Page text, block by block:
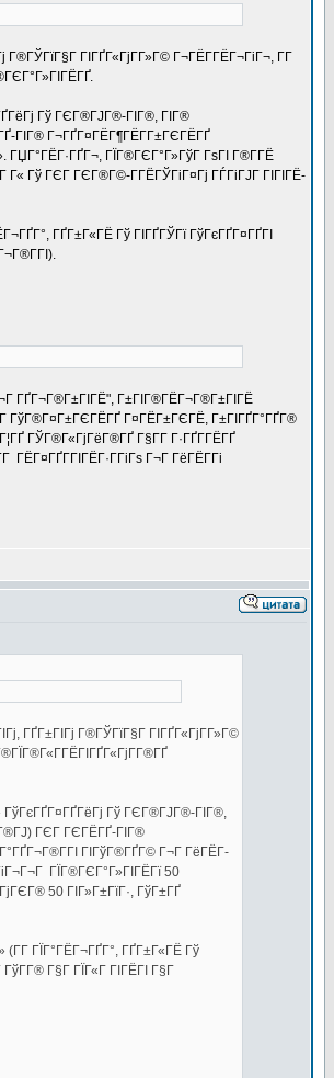
ГІГҐГ«ГјГ­Г»Г© Г¬ГЁГ­ГЁГ¬ГіГ¬, Г­Г
Гў ГЄГ®ГЈГ®-ГІГ®, ГІГ®
ГІГ® Г¬ГҐГ¤ГЁГ¶ГЁГ­Г±ГЄГЁГҐ
ГЇГ®ГЄГ°Г»ГўГ ГѕГІ Г®Г­ГЁ
Г« Гў ГЄГ ГЄГ®Г©-Г­ГЁГЎГіГ¤Гј ГЃГіГЈГ ГІГІГЁ-
ГҐГ±Г«ГЁ Гў ГІГҐГЎГї ГўГєГҐГ¤ГҐГІ
ГҐГ¬Г®Г±ГІГЁ", Г±ГІГ®ГЁГ¬Г®Г±ГІГЁ
ГўГ®Г¤Г±ГЄГЁГҐ Г¤ГЁГ±ГЄГЁ, Г±ГІГҐГ°ГҐГ®
ГЎГ®Г«ГјГёГ®ГҐ Г§Г­Г Г·ГҐГ­ГЁГҐ
ГЁГ¤ГҐГ­ГІГЁГ·Г­ГіГѕ Г¬Г ГёГЁГ­Гі
ГҐГ±ГІГј Г®ГЎГїГ§Г ГІГҐГ«ГјГ­Г»Г©
Гў ГЄГ®ГЈГ®-ГІГ®,
ГЄГ ГЄГЁГҐ-ГІГ®
ГІГўГ®ГҐГ© Г¬Г ГёГЁГ­
ГЇГ®ГЄГ°Г»ГІГЁГї 50
50 ГІГ»Г±ГїГ·, ГўГ±ГҐ
(Г­Г ГЇГ°ГЁГ¬ГҐГ°, ГҐГ±Г«ГЁ Гў
Г§Г ГЇГ«Г ГІГЁГІ Г§Г